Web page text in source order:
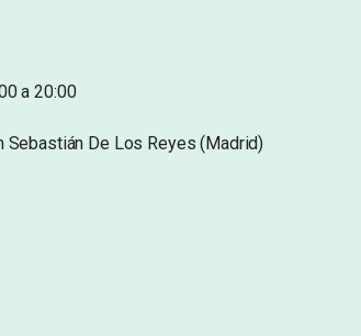
a 20:00
Sebastián De Los Reyes (Madrid)